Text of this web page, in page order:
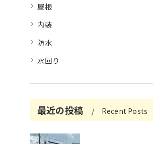
屋根
内装
防水
水回り
最近の投稿 Recent Posts